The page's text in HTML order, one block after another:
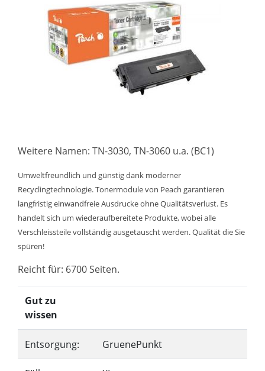
Weitere Namen: TN-3030, TN-3060 u.a. (BC1)
Umweltfreundlich und günstig dank moderner
Recyclingtechnologie. Tonermodule von Peach garantieren
langfristig einwandfreie Ausdrucke ohne Qualitätsverlust. Es
handelt sich um wiederaufbereitete Produkte, wobei alle
Verschleissteile vollständig ausgetauscht werden. Qualität die Sie
spüren!
Reicht für: 6700 Seiten.
Gut zu
wissen
Entsorgung: GruenePunkt